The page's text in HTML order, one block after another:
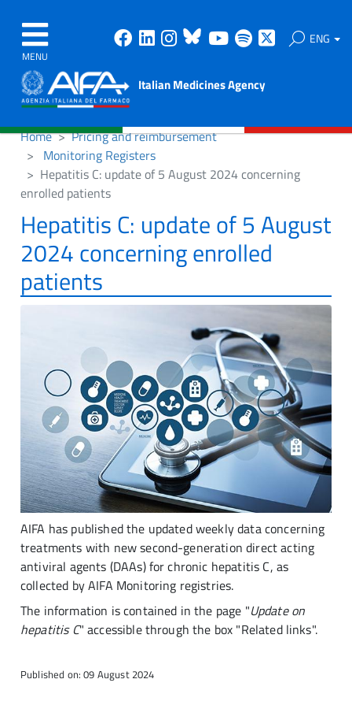
MENU
Facebook
Linkedin
Instagram
Bluesky
Youtube
Spotify ENG
Italian Medicines Agency
Home
Pricing and reimbursement
Monitoring Registers
Hepatitis C: update of 5 August 2024 concerning
enrolled patients
Hepatitis C: update of 5 August
2024 concerning enrolled
patients
AIFA has published the updated weekly data concerning
treatments with new second-generation direct acting
antiviral agents (DAAs) for chronic hepatitis C, as
collected by AIFA Monitoring registries.
The information is contained in the page "Update on
hepatitis C" accessible through the box "Related links".
Published on: 09 August 2024